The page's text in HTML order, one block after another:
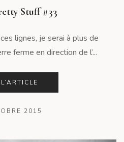
Stuff #33
lignes, je serai à plus de
ferme en direction de l’...
2015